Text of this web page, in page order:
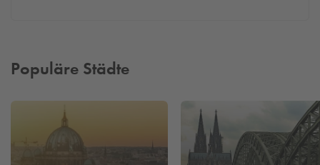
Populäre Städte